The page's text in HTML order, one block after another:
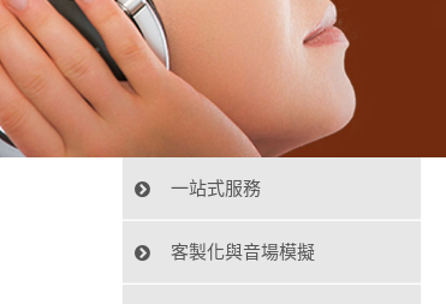
一站式服務
客製化與音場模擬